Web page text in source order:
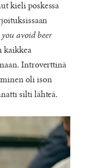
kieli poskessa
avoid beer
kaikkea
Introverttinä
oli ison
silti lähteä.